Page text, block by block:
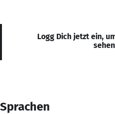
Logg Dich jetzt ein,
Sprachen